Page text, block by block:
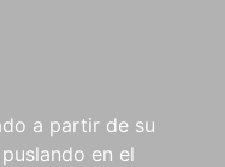
a partir de su
en el